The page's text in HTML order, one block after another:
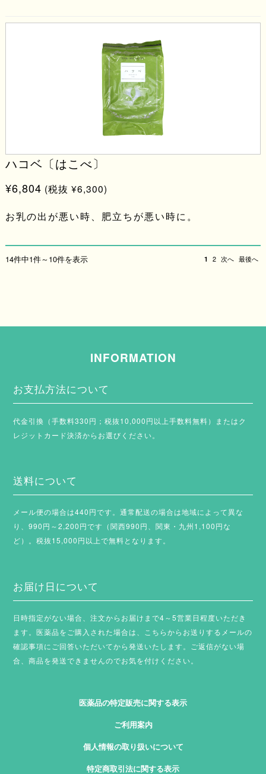
ハコベ〔はこべ〕
¥6,804 (税抜 ¥6,300)
お乳の出が悪い時、肥立ちが悪い時に。
14件中1件～10件を表示 1 2 次へ 最後へ
INFORMATION
お支払方法について
代金引換（手数料330円；税抜10,000円以上手数料無料）またはク
レジットカード決済からお選びください。
送料について
メール便の場合は440円です。通常配送の場合は地域によって異な
り、990円～2,200円です（関西990円、関東・九州1,100円な
ど）。税抜15,000円以上で無料となります。
お届け日について
日時指定がない場合、注文からお届けまで4～5営業日程度いただき
ます。医薬品をご購入された場合は、こちらからお送りするメールの
確認事項にご回答いただいてから発送いたします。ご返信がない場
合、商品を発送できませんのでお気を付けください。
医薬品の特定販売に関する表示
ご利用案内
個人情報の取り扱いについて
特定商取引法に関する表示